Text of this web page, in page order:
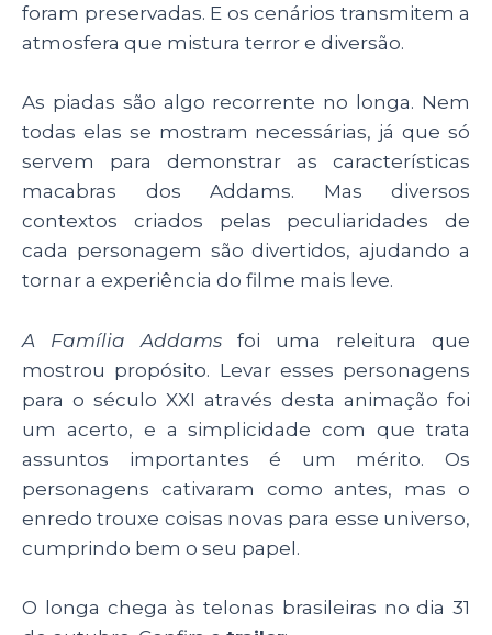
foram preservadas. E os cenários transmitem a
atmosfera que mistura terror e diversão.
As piadas são algo recorrente no longa. Nem
todas elas se mostram necessárias, já que só
servem para demonstrar as características
macabras dos Addams. Mas diversos
contextos criados pelas peculiaridades de
cada personagem são divertidos, ajudando a
tornar a experiência do filme mais leve.
A Família Addams foi uma releitura que
mostrou propósito. Levar esses personagens
para o século XXI através desta animação foi
um acerto, e a simplicidade com que trata
assuntos importantes é um mérito. Os
personagens cativaram como antes, mas o
enredo trouxe coisas novas para esse universo,
cumprindo bem o seu papel.
O longa chega às telonas brasileiras no dia 31